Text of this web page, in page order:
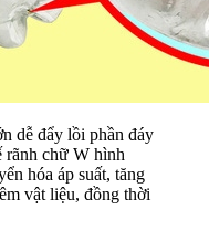
dễ đẩy lồi phần đáy
rãnh chữ W hình
hóa áp suất, tăng
vật liệu, đồng thời